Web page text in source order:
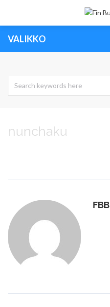
VALIKKO
nunchaku
FBB